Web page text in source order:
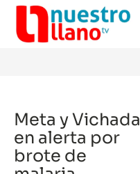
Meta y Vichada
en alerta por
brote de